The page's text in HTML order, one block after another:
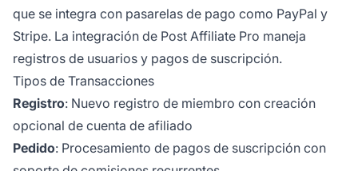
que se integra con pasarelas de pago como PayPal y
Stripe. La integración de Post Affiliate Pro maneja
registros de usuarios y pagos de suscripción.
Tipos de Transacciones
Registro: Nuevo registro de miembro con creación
opcional de cuenta de afiliado
Pedido: Procesamiento de pagos de suscripción con